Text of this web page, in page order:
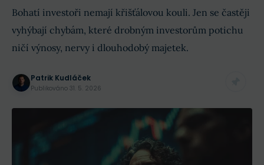
Bohatí investoři nemají křišťálovou kouli. Jen se častěji
vyhýbají chybám, které drobným investorům potichu
ničí výnosy, nervy i dlouhodobý majetek.
Patrik Kudláček
Publikováno 31. 5. 2026